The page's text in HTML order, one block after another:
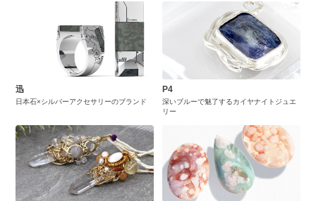
迅
日本石×シルバーアクセサリーのブランド
P4
深いブルーで魅了するカイヤナイトジュエ
リー